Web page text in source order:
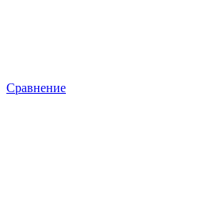
Сравнение